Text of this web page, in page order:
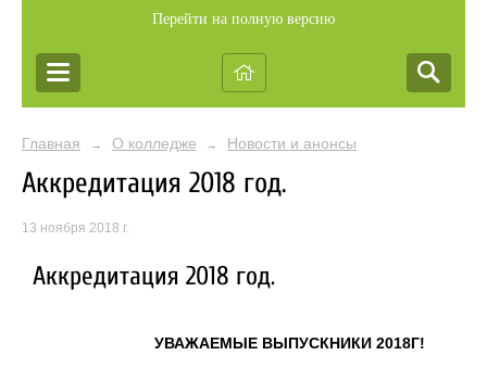
Перейти на полную версию
Главная → О колледже → Новости и анонсы
Аккредитация 2018 год.
13 ноября 2018 г.
Аккредитация 2018 год.
УВАЖАЕМЫЕ ВЫПУСКНИКИ 2018Г!